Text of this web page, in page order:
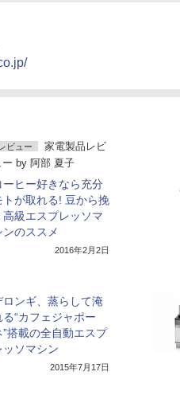
ビュー
家電製品レビ
ー by 阿部 夏子
ーヒー好きなら充分
トが取れる! 豆から挽
高級エスプレッソマ
ンのススメ
2016年2月2日
ロンギ、蒸らして淹
る“カフェジャポー
”搭載の全自動エスプ
ッソマシン
2015年7月17日